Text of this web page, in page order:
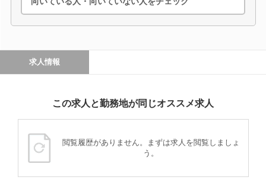
求人情報
この求人と勤務地が同じオススメ求人
閲覧履歴がありません。まずは求人を閲覧しましょ
う。